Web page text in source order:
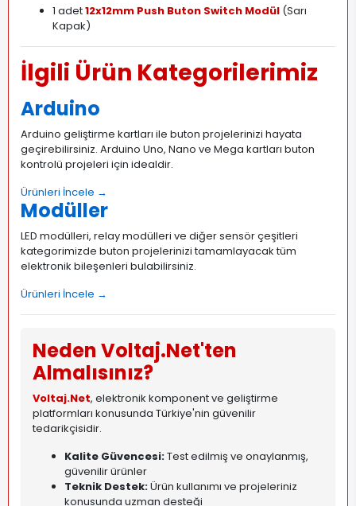
1 adet12x12mm Push Buton Switch Modül (Sarı
Kapak)
İlgili Ürün Kategorilerimiz
Arduino
Arduino geliştirme kartları ile buton projelerinizi hayata
geçirebilirsiniz. Arduino Uno, Nano ve Mega kartları buton
kontrolü projeleri için idealdir.
Ürünleri İncele →
Modüller
LED modülleri, relay modülleri ve diğer sensör çeşitleri
kategorimizde buton projelerinizi tamamlayacak tüm
elektronik bileşenleri bulabilirsiniz.
Ürünleri İncele →
Neden Voltaj.Net'ten
Almalısınız?
Voltaj.Net, elektronik komponent ve geliştirme
platformları konusunda Türkiye'nin güvenilir
tedarikçisidir.
Kalite Güvencesi:Test edilmiş ve onaylanmış,
güvenilir ürünler
Teknik Destek:Ürün kullanımı ve projeleriniz
konusunda uzman desteği